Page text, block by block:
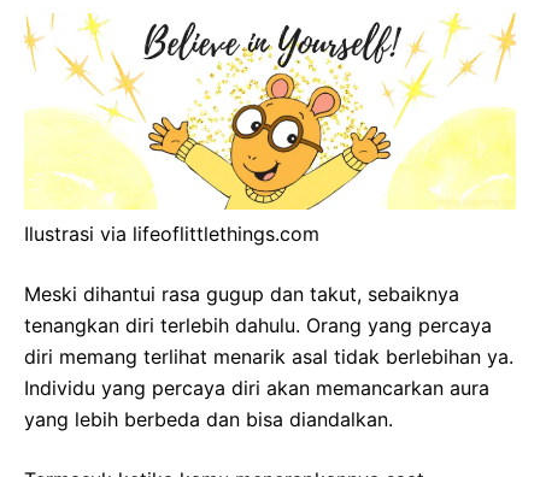
Ilustrasi via lifeoflittlethings.com
Meski dihantui rasa gugup dan takut, sebaiknya
tenangkan diri terlebih dahulu. Orang yang percaya
diri memang terlihat menarik asal tidak berlebihan ya.
Individu yang percaya diri akan memancarkan aura
yang lebih berbeda dan bisa diandalkan.